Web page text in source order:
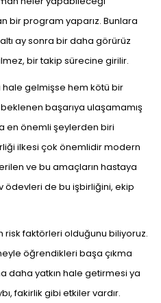
bir program yaparız. Bunlara
ay sonra bir daha görürüz
bir takip sürecine girilir.
hale gelmişse hem kötü bir
başarıya ulaşamamış
en önemli şeylerden biri
ilkesi çok önemlidir modern
ve bu amaçların hastaya
ödevleri de bu işbirliğini, ekip
risk faktörleri olduğunu biliyoruz.
öğrendikleri başa çıkma
daha yatkın hale getirmesi ya
fakirlik gibi etkiler vardır.